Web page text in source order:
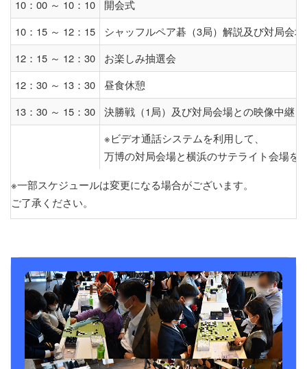
10：00 ～ 10：10
開会式
10：15 ～ 12：15
シャッフルペア碁（3局）解説及び対局会
12：15 ～ 12：30
お楽しみ抽選会
12：30 ～ 13：30
昼食休憩
13：30 ～ 15：30
決勝戦（1局）及び対局会場との映像中継
※ビデオ通話システムを利用して、
万博の対局会場と横浜のサテライト会場を
※一部スケジュールは変更になる場合がございます。
ご了承ください。